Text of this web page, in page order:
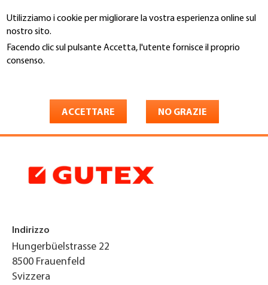
Utilizziamo i cookie per migliorare la vostra esperienza online sul
nostro sito.
Facendo clic sul pulsante Accetta, l'utente fornisce il proprio
consenso.
ACCETTARE NO GRAZIE
al
contenuto
principale
You
baustoffe schweiz
Indirizzo
Hungerbüelstrasse 22
8500 Frauenfeld
Svizzera